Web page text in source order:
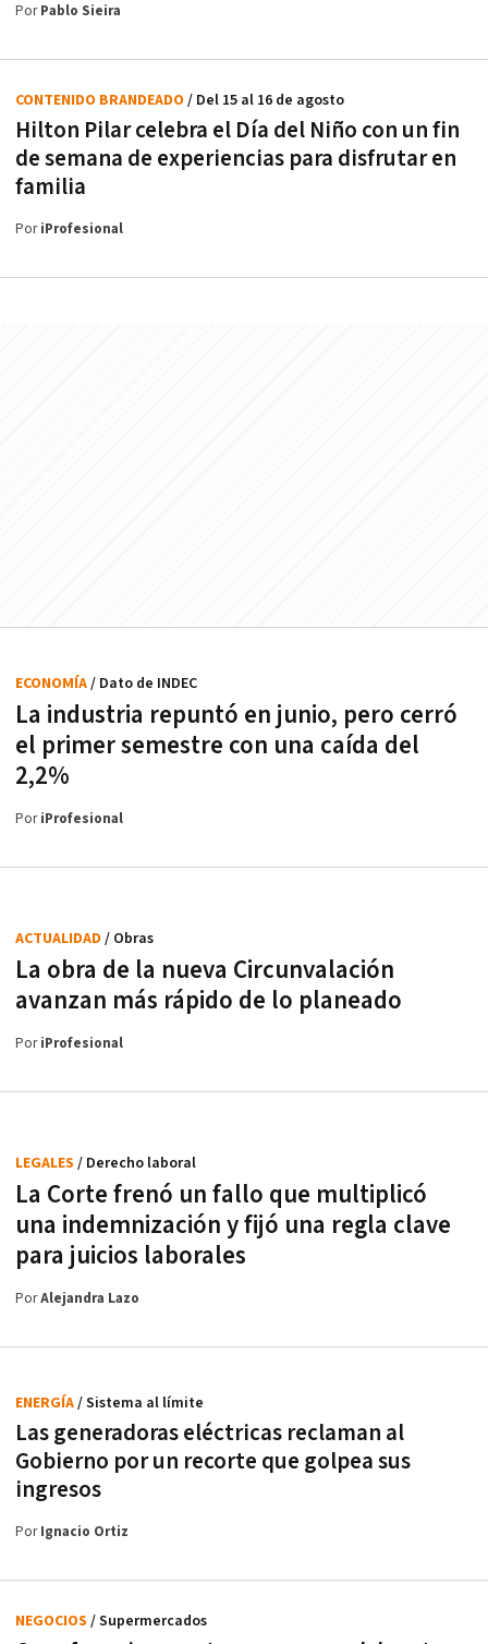
PorPablo Sieira
Hilton Pilar celebra el Día del Niño con un fin
de semana de experiencias para disfrutar en
familia
CONTENIDO BRANDEADO / Del 15 al 16 de agosto
PoriProfesional
La industria repuntó en junio, pero cerró
el primer semestre con una caída del
2,2%
ECONOMÍA/ Dato de INDEC
PoriProfesional
La obra de la nueva Circunvalación
avanzan más rápido de lo planeado
ACTUALIDAD / Obras
PoriProfesional
La Corte frenó un fallo que multiplicó
una indemnización y fijó una regla clave
para juicios laborales
LEGALES / Derecho laboral
PorAlejandra Lazo
Las generadoras eléctricas reclaman al
Gobierno por un recorte que golpea sus
ingresos
ENERGÍA/ Sistema al límite
PorIgnacio Ortiz
NEGOCIOS / Supermercados